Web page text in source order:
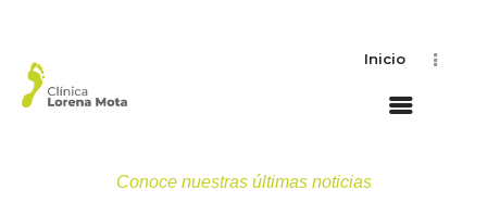
Inicio
Conoce nuestras últimas noticias